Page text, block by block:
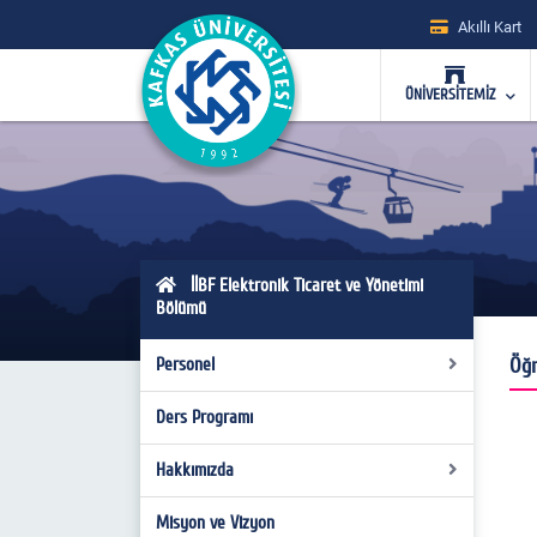
Akıllı Kart
ÜNİVERSİTEMİZ
İİBF Elektronik Ticaret ve Yönetimi
Bölümü
Personel
Yönetim
Bölüm Kurulu
Anabilim Dalları
Ders Programı
Hakkımızda
Bölüm Tanıtımı
Misyon ve Vizyon